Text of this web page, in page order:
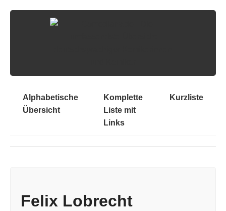
Alphabetische
Übersicht
Komplette
Liste mit
Links
Kurzliste
Felix Lobrecht